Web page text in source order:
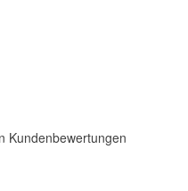
Kundenbewertungen